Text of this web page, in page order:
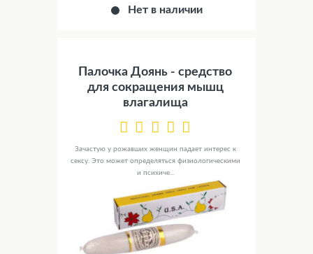
Нет в наличии
Палочка Доянь - средство
для сокращения мышц
влагалища
Зачастую у рожавших женщин падает интерес к
сексу. Это может определяться физиологическими
и психиче...